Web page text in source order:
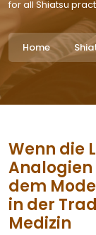
for all Shiatsu
Home
Wenn die
Analogien
dem
in der
Medizin